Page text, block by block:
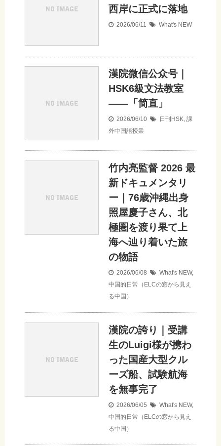
西岸に正式に落地
2026/06/11 What's NEW
漢院微信公众号｜
HSK6級文法教室
——「简直」
2026/06/10 日刊HSK, 課
外中国語授業
竹内亮監督 2026 最
新ドキュメンタリ
ー｜76歳沖縄出身
照屋慶子さん、北
極圏を渡り果て上
海へ辿り着いた旅
の物語
2026/06/08 What's NEW,
中国的日常（ELCの窓から見え
る中国）
漢院の誇り｜受講
生のLuigi様が携わ
った国産大型クル
ーズ船、試験航海
を無事完了
2026/06/05 What's NEW,
中国的日常（ELCの窓から見え
る中国）